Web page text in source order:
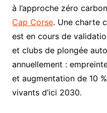
à l’approche zéro
Cap Corse. Une charte
est en cours de
et clubs de plongée
annuellement :
et augmentation de 10
vivants d’ici 2030.